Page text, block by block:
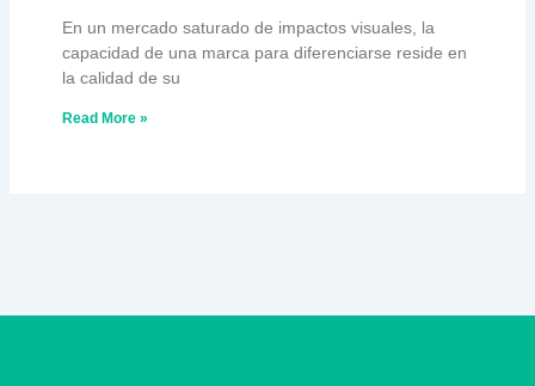
En un mercado saturado de impactos visuales, la
capacidad de una marca para diferenciarse reside en
la calidad de su
Read More »